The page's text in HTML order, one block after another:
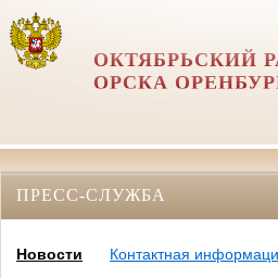
ОКТЯБРЬСКИЙ
ОРСКА
ПРЕСС-СЛУЖБА
Новости
Контактная